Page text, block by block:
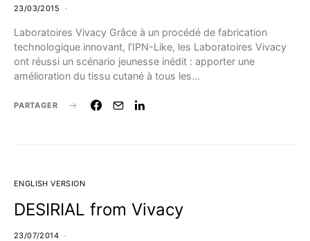
23/03/2015
Laboratoires Vivacy Grâce à un procédé de fabrication
technologique innovant, l’IPN-Like, les Laboratoires Vivacy
ont réussi un scénario jeunesse inédit : apporter une
amélioration du tissu cutané à tous les…
PARTAGER
ENGLISH VERSION
DESIRIAL from Vivacy
23/07/2014